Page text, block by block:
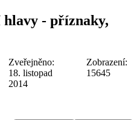
- příznaky,
Zveřejněno:
18. listopad
2014
Zobrazení:
15645